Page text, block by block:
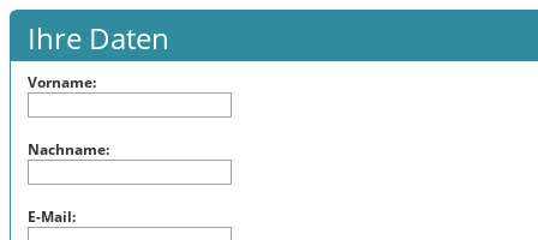
Ihre Daten
Vorname:
Nachname:
E-Mail: